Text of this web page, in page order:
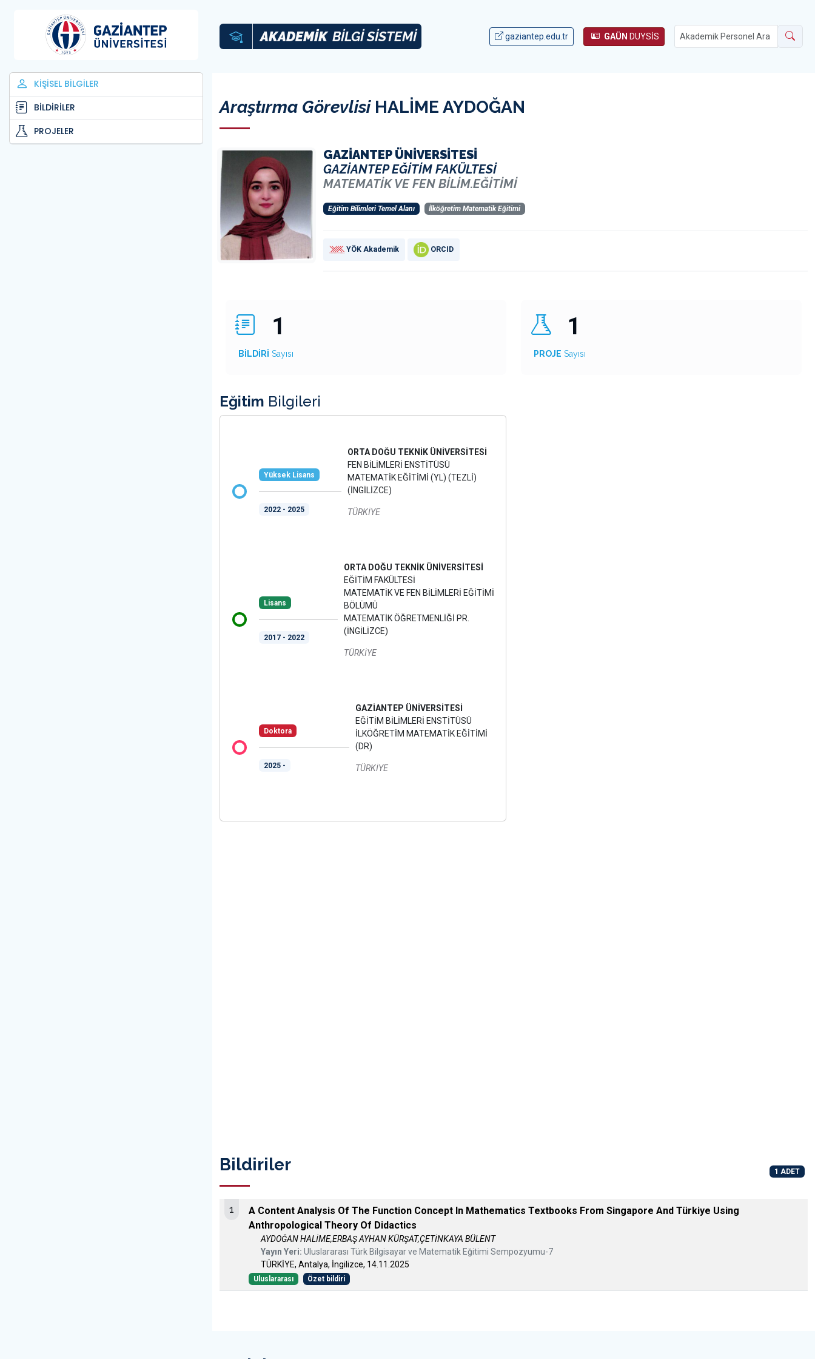
KİŞİSEL BİLGİLER
BİLDİRİLER
PROJELER
AKADEMİK BİLGİ SİSTEMİ gaziantep.edu.tr GAÜN DUYSİS
Araştırma GörevlisiHALİME AYDOĞAN
GAZİANTEP ÜNİVERSİTESİ
GAZİANTEP EĞİTİM FAKÜLTESİ
MATEMATİK VE FEN BİLİM.EĞİTİMİ
Eğitim Bilimleri Temel Alanı İlköğretim Matematik Eğitimi
YÖK Akademik ORCID
1
BİLDİRİ Sayısı
1
PROJE Sayısı
Eğitim Bilgileri
Yüksek Lisans
2022 - 2025
ORTA DOĞU TEKNİK ÜNİVERSİTESİ
FEN BİLİMLERİ ENSTİTÜSÜ
MATEMATİK EĞİTİMİ (YL) (TEZLİ)
(İNGİLİZCE)
TÜRKİYE
Lisans
2017 - 2022
ORTA DOĞU TEKNİK ÜNİVERSİTESİ
EĞİTİM FAKÜLTESİ
MATEMATİK VE FEN BİLİMLERİ EĞİTİMİ
BÖLÜMÜ
MATEMATİK ÖĞRETMENLİĞİ PR.
(İNGİLİZCE)
TÜRKİYE
Doktora
2025 -
GAZİANTEP ÜNİVERSİTESİ
EĞİTİM BİLİMLERİ ENSTİTÜSÜ
İLKÖĞRETİM MATEMATİK EĞİTİMİ
(DR)
TÜRKİYE
Bildiriler 1 ADET
1
A Content Analysis Of The Function Concept In Mathematics Textbooks From Singapore And Türkiye Using
Anthropological Theory Of Didactics
AYDOĞAN HALİME,ERBAŞ AYHAN KÜRŞAT,ÇETİNKAYA BÜLENT
Yayın Yeri: Uluslararası Türk Bilgisayar ve Matematik Eğitimi Sempozyumu-7
TÜRKİYE, Antalya, İngilizce, 14.11.2025
Uluslararası Özet bildiri